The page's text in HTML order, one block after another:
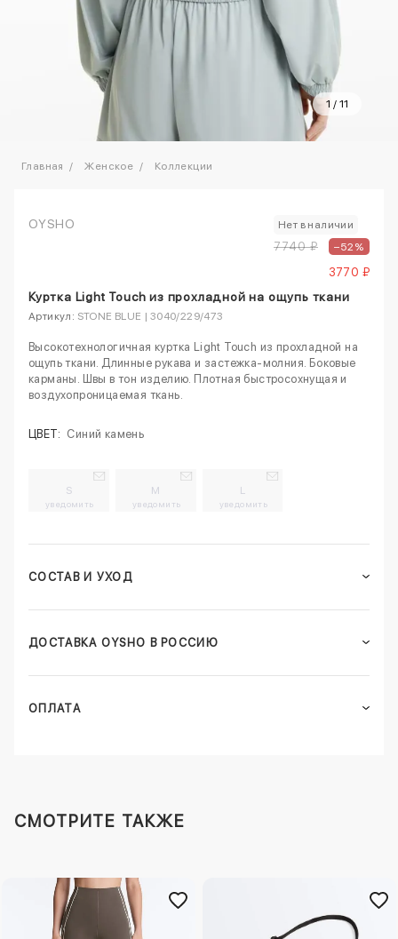
1 / 11
Главная Женское Коллекции
OYSHO Нет в наличии
7740 ₽ –52%
3770 ₽
Куртка Light Touch из прохладной на ощупь ткани
Артикул: STONE BLUE | 3040/229/473
Высокотехнологичная куртка Light Touch из прохладной на
ощупь ткани. Длинные рукава и застежка-молния. Боковые
карманы. Швы в тон изделию. Плотная быстросохнущая и
воздухопроницаемая ткань.
ЦВЕТ: Синий камень
S
уведомить
M
уведомить
L
уведомить
СОСТАВ И УХОД
ДОСТАВКА OYSHO В РОССИЮ
ОПЛАТА
СМОТРИТЕ ТАКЖЕ